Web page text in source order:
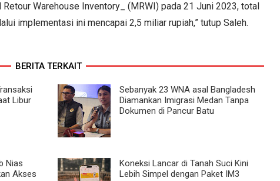
Warehouse Inventory_ (MRWI) pada 21 Juni 2023, total
implementasi ini mencapai 2,5 miliar rupiah,” tutup Saleh.
BERITA TERKAIT
Libur
Sebanyak 23 WNA asal Bangladesh
Diamankan Imigrasi Medan Tanpa
Dokumen di Pancur Batu
Nias
Akses
Koneksi Lancar di Tanah Suci Kini
Lebih Simpel dengan Paket IM3